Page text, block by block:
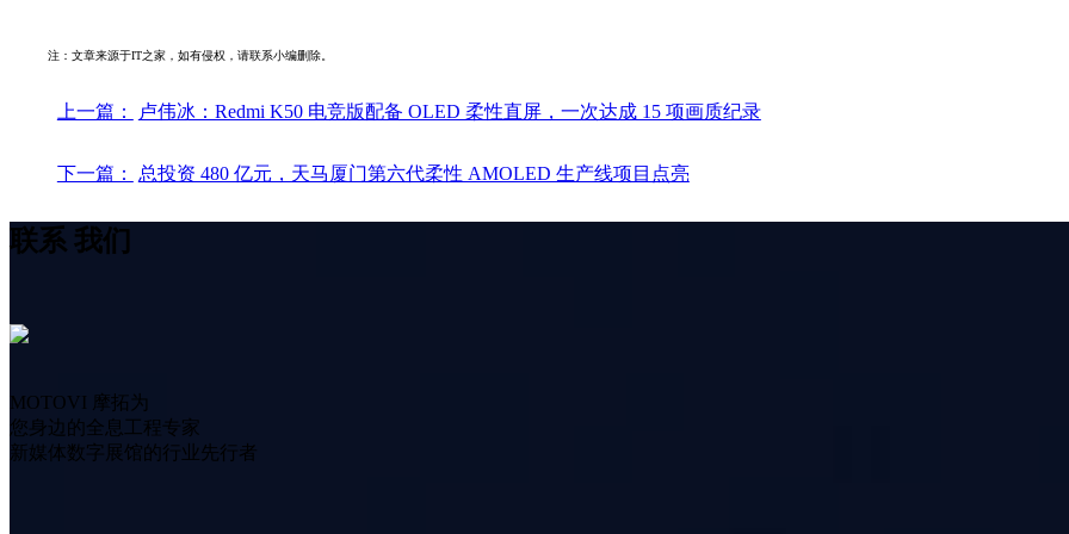
注：文章来源于IT之家，如有侵权，请联系小编删除。
上一篇： 卢伟冰：Redmi K50 电竞版配备 OLED 柔性直屏，一次达成 15 项画质纪录
下一篇： 总投资 480 亿元，天马厦门第六代柔性 AMOLED 生产线项目点亮
联系 我们
MOTOVI 摩拓为
您身边的全息工程专家
新媒体数字展馆的行业先行者